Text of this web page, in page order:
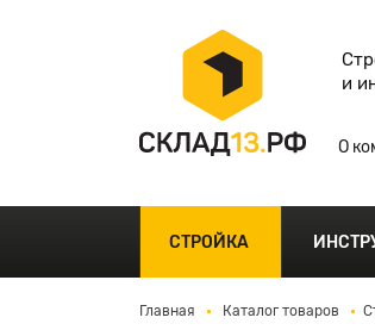
и
О
СТРОЙКА
Главная Каталог товаров